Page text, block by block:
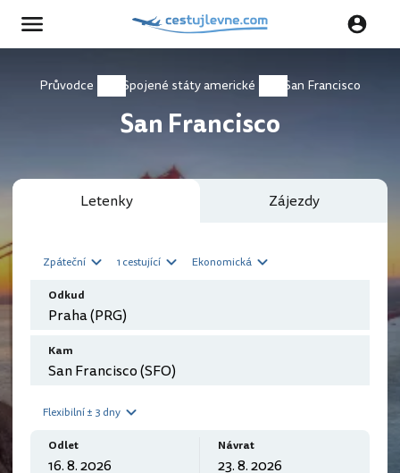
Průvodce Spojené státy americké San Francisco
San Francisco
Letenky Zájezdy
Zpáteční 1 cestující Ekonomická
Odkud
Kam
Flexibilní ± 3 dny
Odlet Návrat